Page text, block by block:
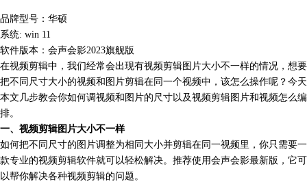
品牌型号：华硕
系统: win 11
软件版本：会声会影2023旗舰版
在视频剪辑中， 我们经常会出现有视频剪辑图片大小不一样的情况，想要
把不同尺寸大小的视频和图片剪辑在同一个视频中，该怎么操作呢？今天
本文几步教会你如何调视频和图片的尺寸以及视频剪辑图片和视频怎么编
排。
一、视频剪辑图片大小不一样
如何把不同尺寸的图片调整为相同大小并剪辑在同一视频里，你只需要一
款专业的视频剪辑软件就可以轻松解决。推荐使用会声会影最新版 ，它可
以帮你解决各种视频剪辑的问题。